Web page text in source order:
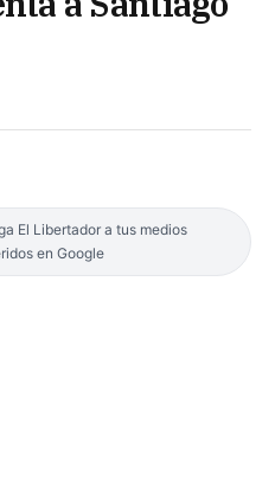
El Libertador a tus medios
en Google